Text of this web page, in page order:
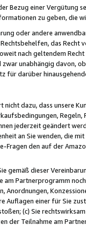
Bezug einer Vergütung
zu geben, die
oder andere
das
nach geltendem
zwar unabhängig davon,
für darüber
dazu, dass unsere
jederzeit geändert
an Sie wenden, die
Fragen den auf der
gemäß dieser
am Partnerprogramm
Anordnungen,
Auflagen einer für Sie
(c) Sie
der Teilnahme am